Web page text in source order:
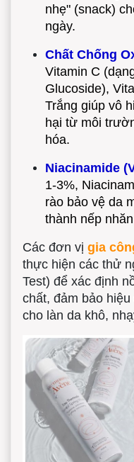
nhẹ" (snack)
ngày.
Chất Chống
Vitamin C
Glucoside),
Trắng giúp vô
hại từ môi
hóa.
Niacinamide
1-3%,
rào bảo vệ da
thành nếp
Các đơn vị gia
thực hiện các thử
Test) để xác định
chất, đảm bảo
cho làn da khô,